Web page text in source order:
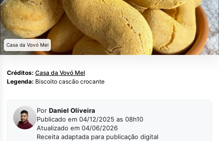
Casa da Vovó Mel
Créditos: Casa da Vovó Mel
Legenda: Biscoito cascão crocante
Por Daniel Oliveira
Publicado em 04/12/2025 as 08h10
Atualizado em 04/06/2026
Receita adaptada para publicação digital